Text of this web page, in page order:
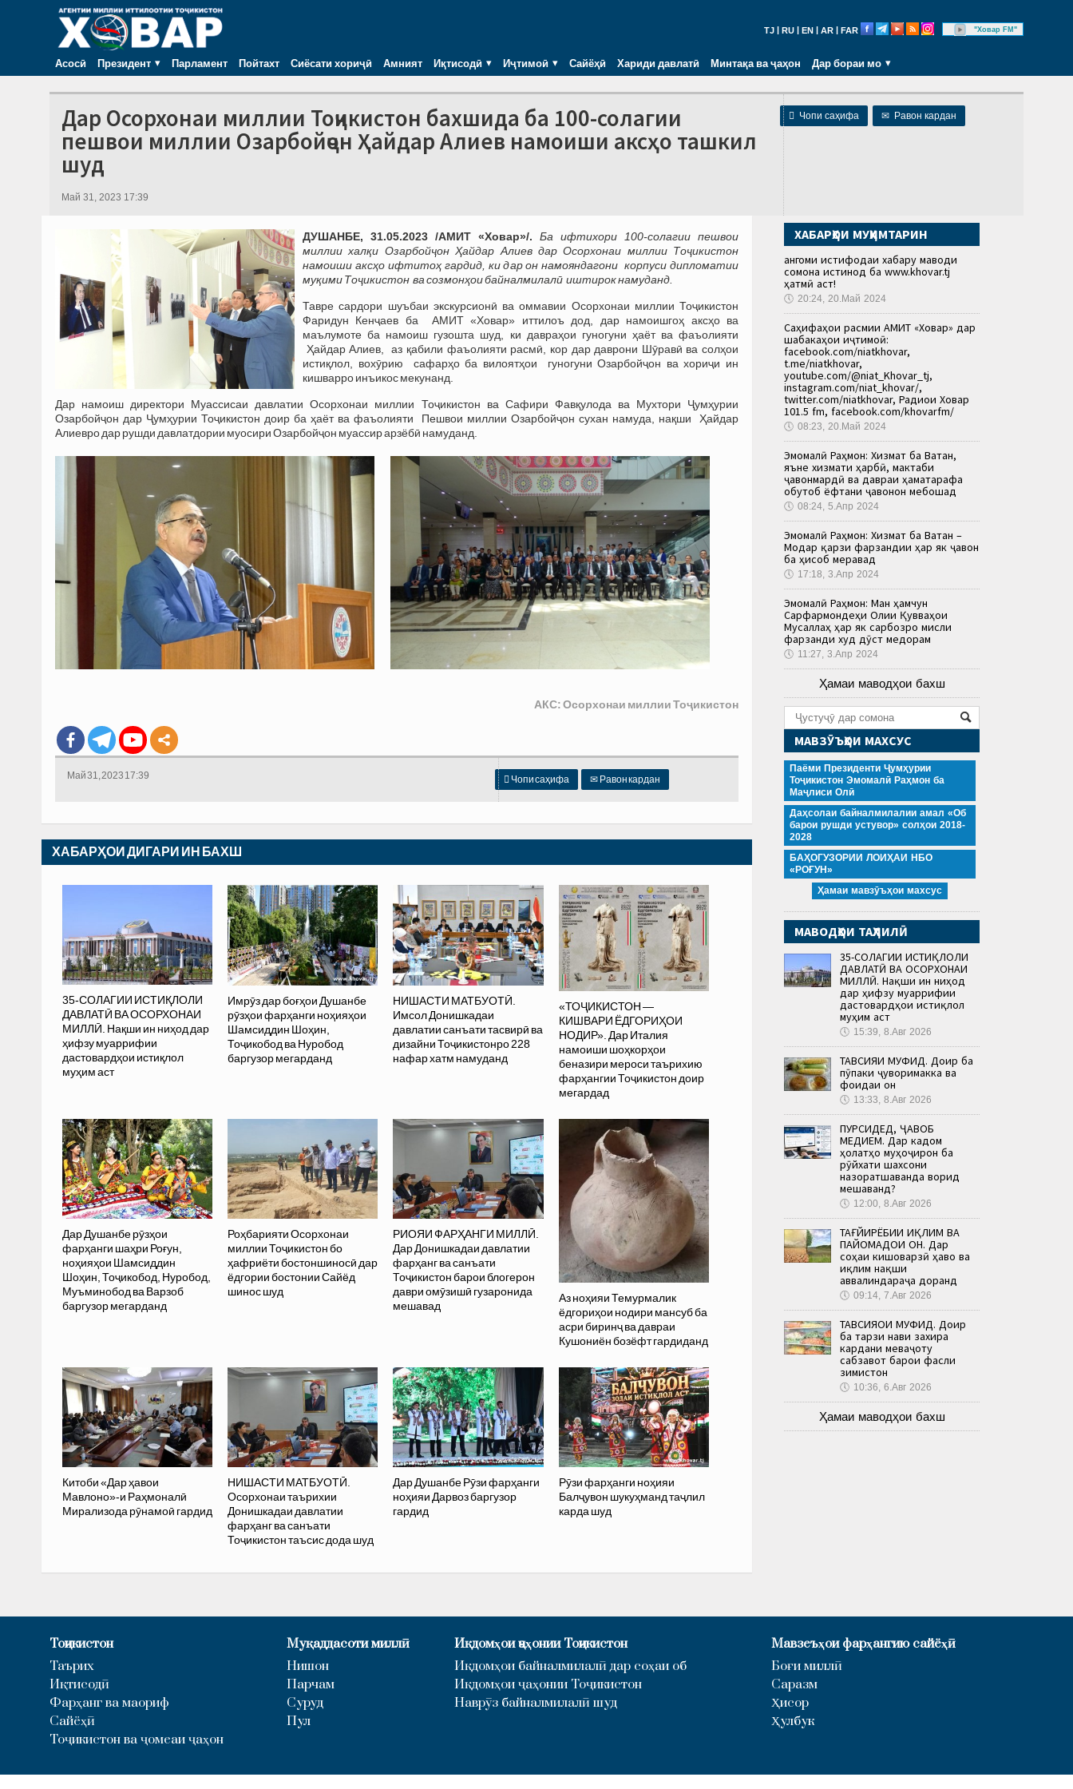
TJ RU EN AR FAR "Ховар FM"
Асосӣ Президент Парламент Пойтахт Сиёсати хориҷӣ Амният Иқтисодӣ Иҷтимоӣ Сайёҳӣ Хариди давлатӣ Минтақа ва ҷаҳон Дар бораи мо
 Чопи саҳифа ✉ Равон кардан
Дар Осорхонаи миллии Тоҷикистон бахшида ба 100-солагии
пешвои миллии Озарбойҷон Ҳайдар Алиев намоиши аксҳо ташкил
шуд
Май 31, 2023 17:39
ДУШАНБЕ, 31.05.2023 /АМИТ «Ховар»/. Ба ифтихори 100-солагии пешвои
миллии халқи Озарбойҷон Ҳайдар Алиев дар Осорхонаи миллии Тоҷикистон
намоиши аксҳо ифтитоҳ гардид, ки дар он намояндагони корпуси дипломатии
муқими Тоҷикистон ва созмонҳои байналмилалӣ иштирок намуданд.
Тавре сардори шуъбаи экскурсионӣ ва оммавии Осорхонаи миллии Тоҷикистон
Фаридун Кенҷаев ба АМИТ «Ховар» иттилоъ дод, дар намоишгоҳ аксҳо ва
маълумоте ба намоиш гузошта шуд, ки давраҳои гуногуни ҳаёт ва фаъолияти
Ҳайдар Алиев, аз қабили фаъолияти расмӣ, кор дар даврони Шӯравӣ ва солҳои
истиқлол, вохӯрию сафарҳо ба вилоятҳои гуногуни Озарбойҷон ва хориҷи ин
кишварро инъикос мекунанд.
Дар намоиш директори Муассисаи давлатии Осорхонаи миллии Тоҷикистон ва Сафири Фавқулода ва Мухтори Ҷумҳурии
Озарбойҷон дар Ҷумҳурии Тоҷикистон доир ба ҳаёт ва фаъолияти Пешвои миллии Озарбойҷон сухан намуда, нақши Ҳайдар
Алиевро дар рушди давлатдории муосири Озарбойҷон муассир арзёбӣ намуданд.
АКС: Осорхонаи миллии Тоҷикистон
 Чопи саҳифа ✉ Равон кардан
Май 31, 2023 17:39
ХАБАРҲОИ ДИГАРИ ИН БАХШ
35-СОЛАГИИ ИСТИҚЛОЛИ
ДАВЛАТӢ ВА ОСОРХОНАИ
МИЛЛӢ. Нақши ин ниҳод дар
ҳифзу муаррифии
дастовардҳои истиқлол
муҳим аст
Имрӯз дар боғҳои Душанбе
рӯзҳои фарҳанги ноҳияҳои
Шамсиддин Шоҳин,
Тоҷикобод ва Нуробод
баргузор мегарданд
НИШАСТИ МАТБУОТӢ.
Имсол Донишкадаи
давлатии санъати тасвирӣ ва
дизайни Тоҷикистонро 228
нафар хатм намуданд
«ТОҶИКИСТОН —
КИШВАРИ ЁДГОРИҲОИ
НОДИР». Дар Италия
намоиши шоҳкорҳои
беназири мероси таърихию
фарҳангии Тоҷикистон доир
мегардад
Дар Душанбе рӯзҳои
фарҳанги шаҳри Роғун,
ноҳияҳои Шамсиддин
Шоҳин, Тоҷикобод, Нуробод,
Муъминобод ва Варзоб
баргузор мегарданд
Роҳбарияти Осорхонаи
миллии Тоҷикистон бо
ҳафриёти бостоншиносӣ дар
ёдгории бостонии Сайёд
шинос шуд
РИОЯИ ФАРҲАНГИ МИЛЛӢ.
Дар Донишкадаи давлатии
фарҳанг ва санъати
Тоҷикистон барои блогерон
даври омӯзишӣ гузаронида
мешавад
Аз ноҳияи Темурмалик
ёдгориҳои нодири мансуб ба
асри биринҷ ва давраи
Кушониён бозёфт гардиданд
Китоби «Дар ҳавои
Мавлоно»-и Раҳмоналӣ
Мирализода рӯнамоӣ гардид
НИШАСТИ МАТБУОТӢ.
Осорхонаи таърихии
Донишкадаи давлатии
фарҳанг ва санъати
Тоҷикистон таъсис дода шуд
Дар Душанбе Рӯзи фарҳанги
ноҳияи Дарвоз баргузор
гардид
Рӯзи фарҳанги ноҳияи
Балҷувон шукуҳманд таҷлил
карда шуд
ХАБАРҲОИ МУҲИМТАРИН
Ҳангоми истифодаи хабару маводи
сомона истинод ба www.khovar.tj
ҳатмӣ аст!
🕔 20:24, 20.Май 2024
Саҳифаҳои расмии АМИТ «Ховар» дар
шабакаҳои иҷтимоӣ:
facebook.com/niatkhovar,
t.me/niatkhovar,
youtube.com/@niat_Khovar_tj,
instagram.com/niat_khovar/,
twitter.com/niatkhovar, Радиои Ховар
101.5 fm, facebook.com/khovarfm/
🕔 08:23, 20.Май 2024
Эмомалӣ Раҳмон: Хизмат ба Ватан,
яъне хизмати ҳарбӣ, мактаби
ҷавонмардӣ ва давраи ҳаматарафа
обутоб ёфтани ҷавонон мебошад
🕔 08:24, 5.Апр 2024
Эмомалӣ Раҳмон: Хизмат ба Ватан –
Модар қарзи фарзандии ҳар як ҷавон
ба ҳисоб меравад
🕔 17:18, 3.Апр 2024
Эмомалӣ Раҳмон: Ман ҳамчун
Сарфармондеҳи Олии Қувваҳои
Мусаллаҳ ҳар як сарбозро мисли
фарзанди худ дӯст медорам
🕔 11:27, 3.Апр 2024
Ҳамаи маводҳои бахш
МАВЗӮЪҲОИ МАХСУС
Паёми Президенти Ҷумҳурии
Тоҷикистон Эмомалӣ Раҳмон ба
Маҷлиси Олӣ
Даҳсолаи байналмилалии амал «Об
барои рушди устувор» солҳои 2018-
2028
БАҲОГУЗОРИИ ЛОИҲАИ НБО
«РОҒУН»
Ҳамаи мавзӯъҳои махсус
МАВОДҲОИ ТАҲЛИЛӢ
35-СОЛАГИИ ИСТИҚЛОЛИ
ДАВЛАТӢ ВА ОСОРХОНАИ
МИЛЛӢ. Нақши ин ниҳод
дар ҳифзу муаррифии
дастовардҳои истиқлол
муҳим аст
🕔 15:39, 8.Авг 2026
ТАВСИЯИ МУФИД. Доир ба
пӯпаки ҷуворимакка ва
фоидаи он
🕔 13:33, 8.Авг 2026
ПУРСИДЕД, ҶАВОБ
МЕДИҲЕМ. Дар кадом
ҳолатҳо муҳоҷирон ба
рӯйхати шахсони
назоратшаванда ворид
мешаванд?
🕔 12:00, 8.Авг 2026
ТАҒЙИРЁБИИ ИҚЛИМ ВА
ПАЙОМАДҲОИ ОН. Дар
соҳаи кишоварзӣ ҳаво ва
иқлим нақши
аввалиндараҷа доранд
🕔 09:14, 7.Авг 2026
ТАВСИЯҲОИ МУФИД. Доир
ба тарзи нави захира
кардани меваҷоту
сабзавот барои фасли
зимистон
🕔 10:36, 6.Авг 2026
Ҳамаи маводҳои бахш
Тоҷикистон
Таърих
Иқтисодӣ
Фарҳанг ва маориф
Сайёҳӣ
Тоҷикистон ва ҷомеаи ҷаҳон
Муқаддасоти миллӣ
Нишон
Парчам
Суруд
Пул
Иқдомҳои ҷаҳонии Тоҷикистон
Иқдомҳои байналмилалӣ дар соҳаи об
Иқдомҳои ҷаҳонии Тоҷикистон
Наврӯз байналмилалӣ шуд
Мавзеъҳои фарҳангию сайёҳӣ
Боғи миллӣ
Саразм
Ҳисор
Ҳулбук